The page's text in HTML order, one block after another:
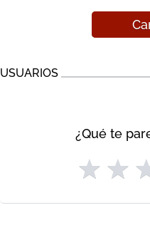
USUARIOS
¿Qué te